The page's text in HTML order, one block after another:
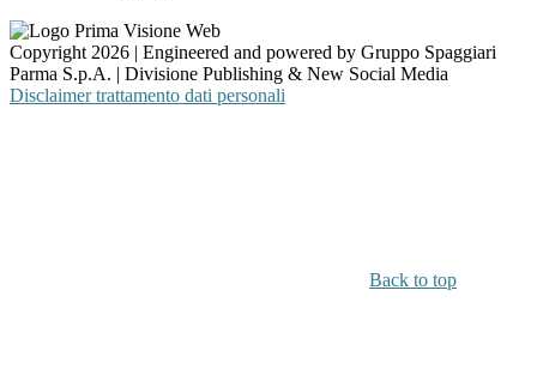
Copyright 2026 | Engineered and powered by Gruppo Spaggiari
Parma S.p.A. | Divisione Publishing & New Social Media
Disclaimer trattamento dati personali
Back to top